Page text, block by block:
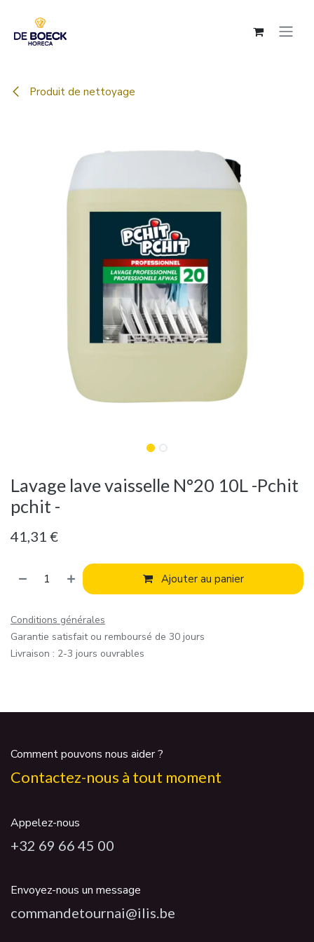
Produit de nettoyage
Lavage lave vaisselle N°20 10L -Pchit
pchit -
41,31 €
Ajouter au panier
Conditions générales
Garantie satisfait ou remboursé de 30 jours
Livraison : 2-3 jours ouvrables
Comment pouvons nous aider ?
Contactez-nous à tout moment
Appelez-nous
+32 69 66 45 00
Envoyez-nous un message
commandetournai@ilis.be